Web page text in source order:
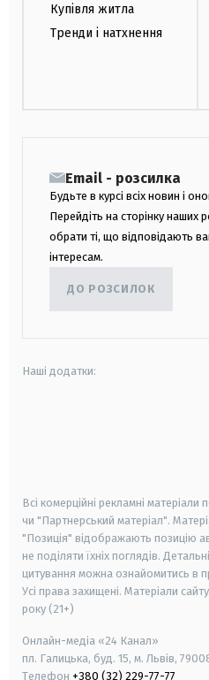
Купівля житла
Тренди і натхнення
Email - розсилка
Будьте в курсі всіх новин і
Перейдіть на сторінку наших
обрати ті, що відповідають
інтересам.
ДО РОЗСИЛОК
Наші додатки:
Всі комерційні рекламні
чи "Партнерський матеріал".
"Позиція" відображають позицію
не поділяти їхніх поглядів.
цитування можна ознайомитись в
Усі права захищені. Матеріали
року (21+)
Онлайн-медіа «24 Канал»
пл. Галицька, буд. 15, м. Львів,
Телефон +380 (32) 229-77-77